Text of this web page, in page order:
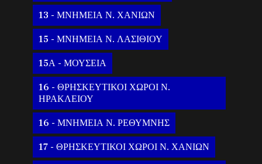
13 - ΜΝΗΜΕΙΑ Ν. ΧΑΝΙΩΝ
15 - ΜΝΗΜΕΙΑ Ν. ΛΑΣΙΘΙΟΥ
15Α - ΜΟΥΣΕΙΑ
16 - ΘΡΗΣΚΕΥΤΙΚΟΙ ΧΩΡΟΙ Ν.
ΗΡΑΚΛΕΙΟΥ
16 - ΜΝΗΜΕΙΑ Ν. ΡΕΘΥΜΝΗΣ
17 - ΘΡΗΣΚΕΥΤΙΚΟΙ ΧΩΡΟΙ Ν. ΧΑΝΙΩΝ